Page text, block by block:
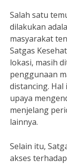
Salah satu
dilakukan
masyarakat
Satgas
lokasi, masih
penggunaan
distancing.
upaya
menjelang
lainnya.
Selain itu,
akses